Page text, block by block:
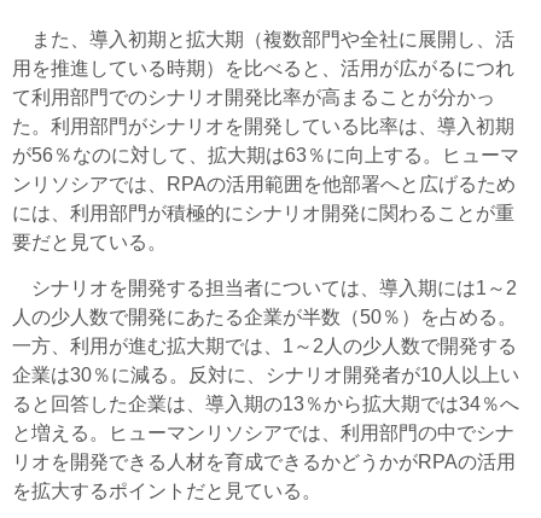
また、導入初期と拡大期（複数部門や全社に展開し、活
用を推進している時期）を比べると、活用が広がるにつれ
て利用部門でのシナリオ開発比率が高まることが分かっ
た。利用部門がシナリオを開発している比率は、導入初期
が56％なのに対して、拡大期は63％に向上する。ヒューマ
ンリソシアでは、RPAの活用範囲を他部署へと広げるため
には、利用部門が積極的にシナリオ開発に関わることが重
要だと見ている。
シナリオを開発する担当者については、導入期には1～2
人の少人数で開発にあたる企業が半数（50％）を占める。
一方、利用が進む拡大期では、1～2人の少人数で開発する
企業は30％に減る。反対に、シナリオ開発者が10人以上い
ると回答した企業は、導入期の13％から拡大期では34％へ
と増える。ヒューマンリソシアでは、利用部門の中でシナ
リオを開発できる人材を育成できるかどうかがRPAの活用
を拡大するポイントだと見ている。